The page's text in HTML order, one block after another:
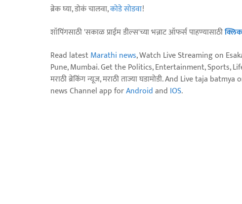
ब्रेक घ्या, डोकं चालवा,कोडे सोडवा!
शॉपिंगसाठी 'सकाळ प्राईम डील्स'च्या भन्नाट ऑफर्स पाहण्यासाठी
Read latestMarathi news, Watch Live Streaming on
Pune, Mumbai. Get the Politics, Entertainment, Sports,
मराठी ब्रेकिंग न्यूज, मराठी ताज्या घडामोडी. And Live taja
news Channel app forAndroidand IOS.